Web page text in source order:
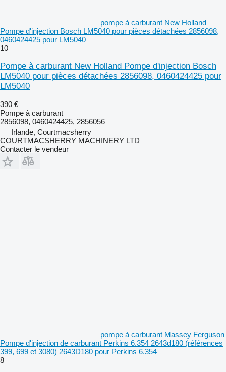
pompe à carburant New Holland
Pompe d'injection Bosch LM5040 pour pièces détachées 2856098,
0460424425 pour LM5040
10
Pompe à carburant New Holland Pompe d'injection Bosch
LM5040 pour pièces détachées 2856098, 0460424425 pour
LM5040
390 €
Pompe à carburant
2856098, 0460424425, 2856056
Irlande, Courtmacsherry
COURTMACSHERRY MACHINERY LTD
Contacter le vendeur
pompe à carburant Massey Ferguson
Pompe d'injection de carburant Perkins 6.354 2643d180 (références
399, 699 et 3080) 2643D180 pour Perkins 6.354
8